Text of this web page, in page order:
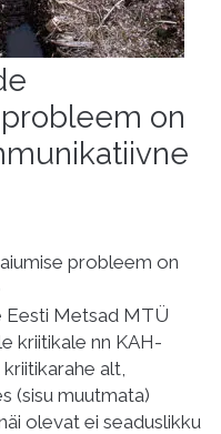
on
probleem on
Eesti Metsad MTÜ
kriitikale nn KAH-
alt,
(sisu muutmata)
olevat ei seaduslikku